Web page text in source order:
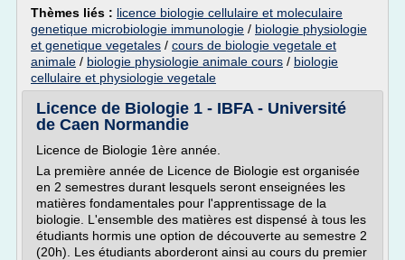
Thèmes liés : licence biologie cellulaire et moleculaire
genetique microbiologie immunologie / biologie physiologie
et genetique vegetales / cours de biologie vegetale et
animale / biologie physiologie animale cours / biologie
cellulaire et physiologie vegetale
Licence de Biologie 1 - IBFA - Université
de Caen Normandie
Licence de Biologie 1ère année.
La première année de Licence de Biologie est organisée
en 2 semestres durant lesquels seront enseignées les
matières fondamentales pour l'apprentissage de la
biologie. L'ensemble des matières est dispensé à tous les
étudiants hormis une option de découverte au semestre 2
(20h). Les étudiants aborderont ainsi au cours du premier